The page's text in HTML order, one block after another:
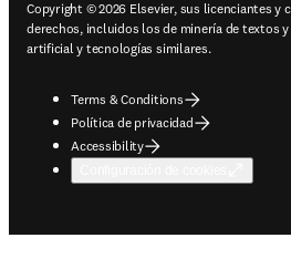
Copyright © 2026 Elsevier, sus licenciantes y
derechos, incluidos los de minería de textos
artificial y tecnologías similares.
Terms & Conditions
Política de privacidad
Accessibility